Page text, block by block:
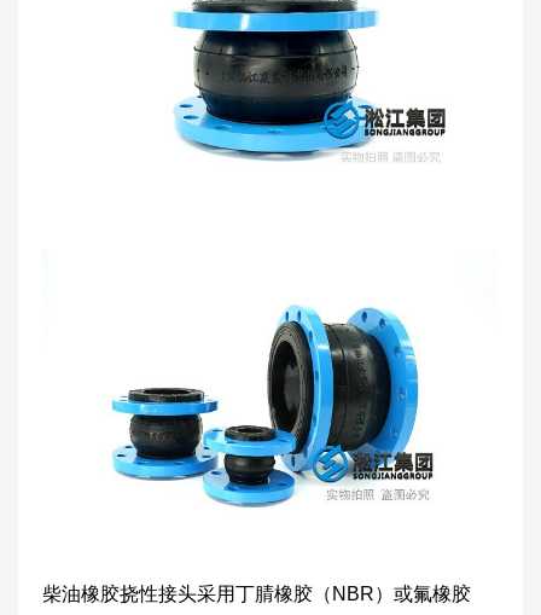
柴油橡胶挠性接头采用丁腈橡胶（NBR）或氟橡胶